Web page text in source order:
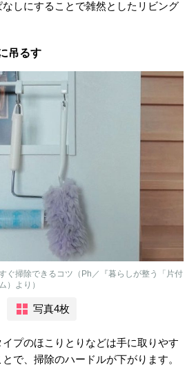
しにすることで雑然としたリビング
吊るす
ぐ掃除できるコツ（Ph／『暮らしが整う「片付
）より）
写真4枚
プのほこりとりなどは手に取りやす
で、掃除のハードルが下がります。